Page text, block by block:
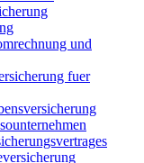
und
fuer